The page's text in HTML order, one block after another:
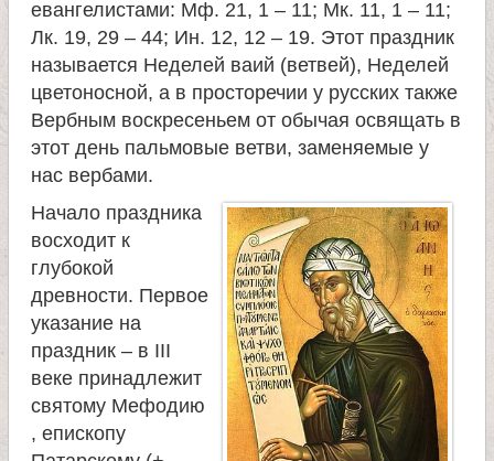
евангелистами: Мф. 21, 1 – 11; Мк. 11, 1 – 11;
Лк. 19, 29 – 44; Ин. 12, 12 – 19. Этот праздник
называется Неделей ваий (ветвей), Неделей
цветоносной, а в просторечии у русских также
Вербным воскресеньем от обычая освящать в
этот день пальмовые ветви, заменяемые у
нас вербами.
Начало праздника
восходит к
глубокой
древности. Первое
указание на
праздник – в III
веке принадлежит
святому Мефодию
, епископу